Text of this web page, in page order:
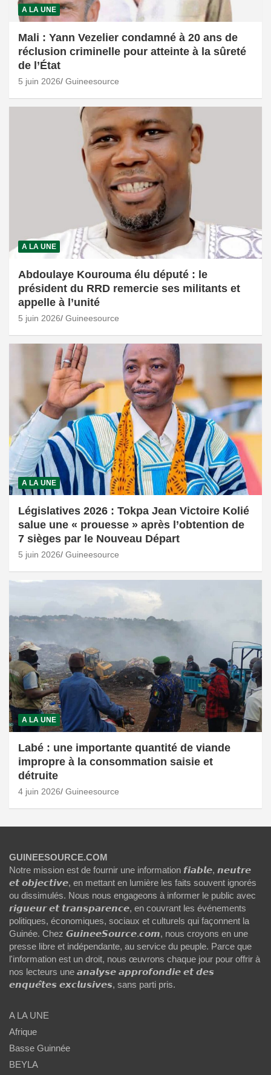
A LA UNE
Mali : Yann Vezelier condamné à 20 ans de
réclusion criminelle pour atteinte à la sûreté
de l’État
5 juin 2026 Guineesource
A LA UNE
Abdoulaye Kourouma élu député : le
président du RRD remercie ses militants et
appelle à l’unité
5 juin 2026 Guineesource
A LA UNE
Législatives 2026 : Tokpa Jean Victoire Kolié
salue une « prouesse » après l’obtention de
7 sièges par le Nouveau Départ
5 juin 2026 Guineesource
A LA UNE
Labé : une importante quantité de viande
impropre à la consommation saisie et
détruite
4 juin 2026 Guineesource
GUINEESOURCE.COM
Notre mission est de fournir une information 𝙛𝙞𝙖𝙗𝙡𝙚, 𝙣𝙚𝙪𝙩𝙧𝙚
𝙚𝙩 𝙤𝙗𝙟𝙚𝙘𝙩𝙞𝙫𝙚, en mettant en lumière les faits souvent ignorés
ou dissimulés. Nous nous engageons à informer le public avec
𝙧𝙞𝙜𝙪𝙚𝙪𝙧 𝙚𝙩 𝙩𝙧𝙖𝙣𝙨𝙥𝙖𝙧𝙚𝙣𝙘𝙚, en couvrant les événements
politiques, économiques, sociaux et culturels qui façonnent la
Guinée. Chez 𝙂𝙪𝙞𝙣𝙚𝙚𝙎𝙤𝙪𝙧𝙘𝙚.𝙘𝙤𝙢, nous croyons en une
presse libre et indépendante, au service du peuple. Parce que
l'information est un droit, nous œuvrons chaque jour pour offrir à
nos lecteurs une 𝙖𝙣𝙖𝙡𝙮𝙨𝙚 𝙖𝙥𝙥𝙧𝙤𝙛𝙤𝙣𝙙𝙞𝙚 𝙚𝙩 𝙙𝙚𝙨
𝙚𝙣𝙦𝙪𝙚̂𝙩𝙚𝙨 𝙚𝙭𝙘𝙡𝙪𝙨𝙞𝙫𝙚𝙨, sans parti pris.
A LA UNE
Afrique
Basse Guinnée
BEYLA